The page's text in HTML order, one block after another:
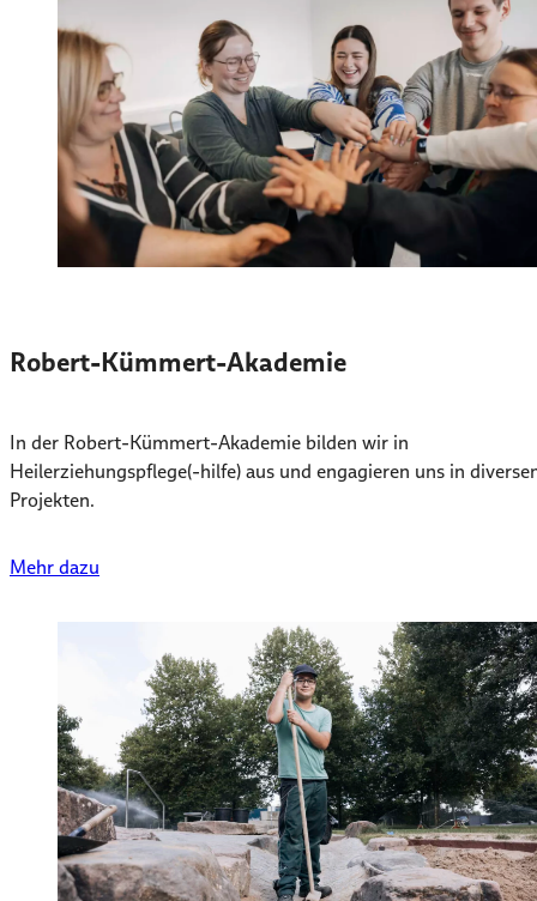
Robert-Kümmert-Akademie
In der Robert-Kümmert-Akademie bilden wir in
Heilerziehungspflege(-hilfe) aus und engagieren uns in
Projekten.
Mehr dazu